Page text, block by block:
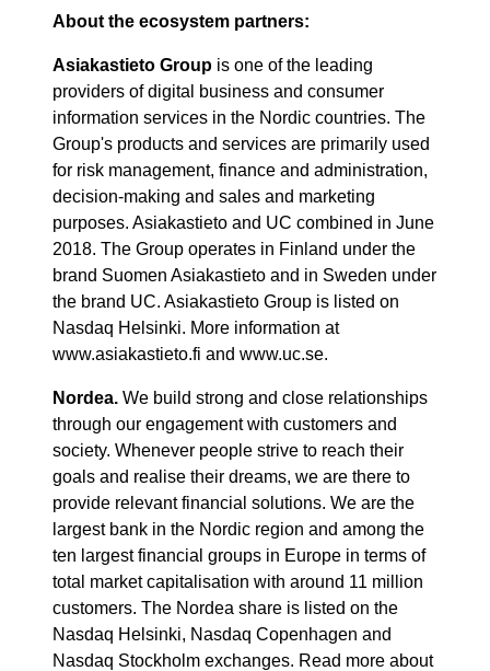
About the ecosystem partners:
Asiakastieto Group is one of the leading
providers of digital business and consumer
information services in the Nordic countries. The
Group's products and services are primarily used
for risk management, finance and administration,
decision-making and sales and marketing
purposes. Asiakastieto and UC combined in June
2018. The Group operates in Finland under the
brand Suomen Asiakastieto and in Sweden under
the brand UC. Asiakastieto Group is listed on
Nasdaq Helsinki. More information at
www.asiakastieto.fi and www.uc.se.
Nordea. We build strong and close relationships
through our engagement with customers and
society. Whenever people strive to reach their
goals and realise their dreams, we are there to
provide relevant financial solutions. We are the
largest bank in the Nordic region and among the
ten largest financial groups in Europe in terms of
total market capitalisation with around 11 million
customers. The Nordea share is listed on the
Nasdaq Helsinki, Nasdaq Copenhagen and
Nasdaq Stockholm exchanges. Read more about